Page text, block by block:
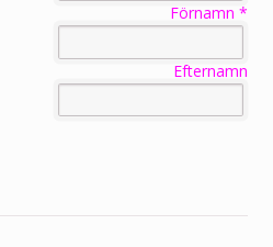
Förnamn*
Efternamn